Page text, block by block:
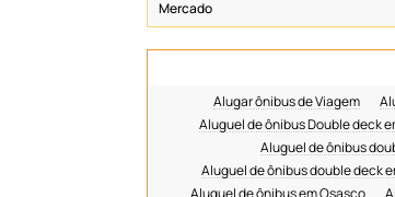
Mercado
Alugar ônibus de Viagem
Aluguel de ônibus Double deck
Aluguel de ônibus
Aluguel de ônibus double deck
Aluguel de ônibus em Osasco